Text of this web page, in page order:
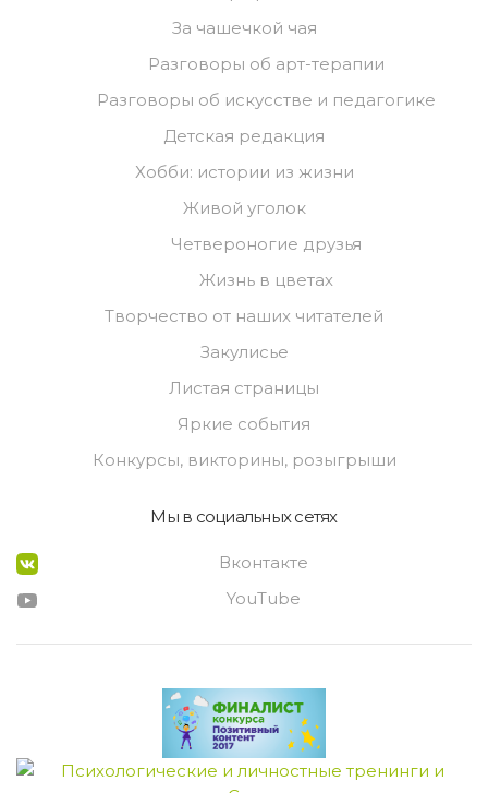
За чашечкой чая
Разговоры об арт-терапии
Разговоры об искусстве и педагогике
Детская редакция
Хобби: истории из жизни
Живой уголок
Четвероногие друзья
Жизнь в цветах
Творчество от наших читателей
Закулисье
Листая страницы
Яркие события
Конкурсы, викторины, розыгрыши
Мы в социальных сетях
Вконтакте
YouTube